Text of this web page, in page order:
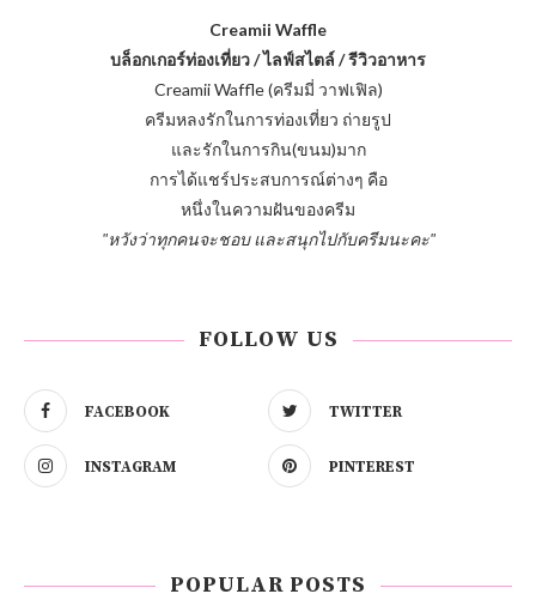
Creamii Waffle
บล็อกเกอร์ท่องเที่ยว / ไลฟ์สไตล์ / รีวิวอาหาร
Creamii Waffle (ครีมมี่ วาฟเฟิล)
ครีมหลงรักในการท่องเที่ยว ถ่ายรูป
และรักในการกิน(ขนม)มาก
การได้แชร์ประสบการณ์ต่างๆ คือ
หนึ่งในความฝันของครีม
"หวังว่าทุกคนจะชอบ และสนุกไปกับครีมนะคะ"
FOLLOW US
FACEBOOK TWITTER
INSTAGRAM PINTEREST
POPULAR POSTS